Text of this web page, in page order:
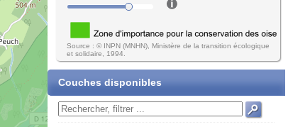
Source : © INPN (MNHN), Ministère de la transition écologique
et solidaire, 1994.
Couches disponibles